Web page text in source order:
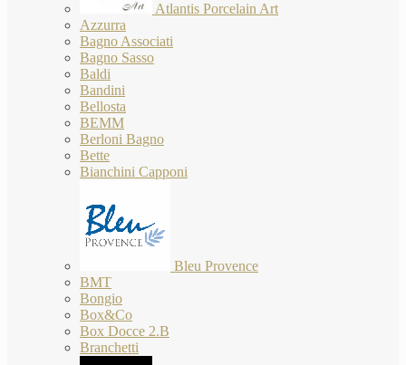
Atlantis Porcelain Art
Azzurra
Bagno Associati
Bagno Sasso
Baldi
Bandini
Bellosta
BEMM
Berloni Bagno
Bette
Bianchini Capponi
Bleu Provence
BMT
Bongio
Box&Co
Box Docce 2.B
Branchetti